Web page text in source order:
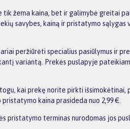
žema kaina, bet ir galimybė greitai
savybes, kainą ir pristatymo
peržiūrėti specialius pasiūlymus ir
variantą. Prekės puslapyje
kai prekę norite pirkti
kaina prasideda nuo 2,99 €.
terminas nurodomas jos